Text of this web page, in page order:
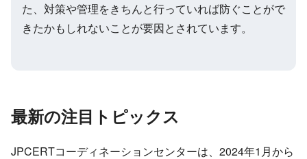
た、対策や管理をきちんと行っていれば防ぐことがで
きたかもしれないことが要因とされています。
最新の注目トピックス
JPCERTコーディネーションセンターは、2024年1月から